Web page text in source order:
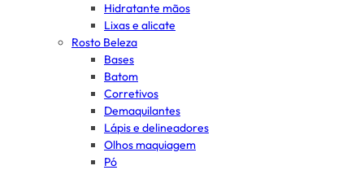
Hidratante mãos
Lixas e alicate
Rosto Beleza
Bases
Batom
Corretivos
Demaquilantes
Lápis e delineadores
Olhos maquiagem
Pó